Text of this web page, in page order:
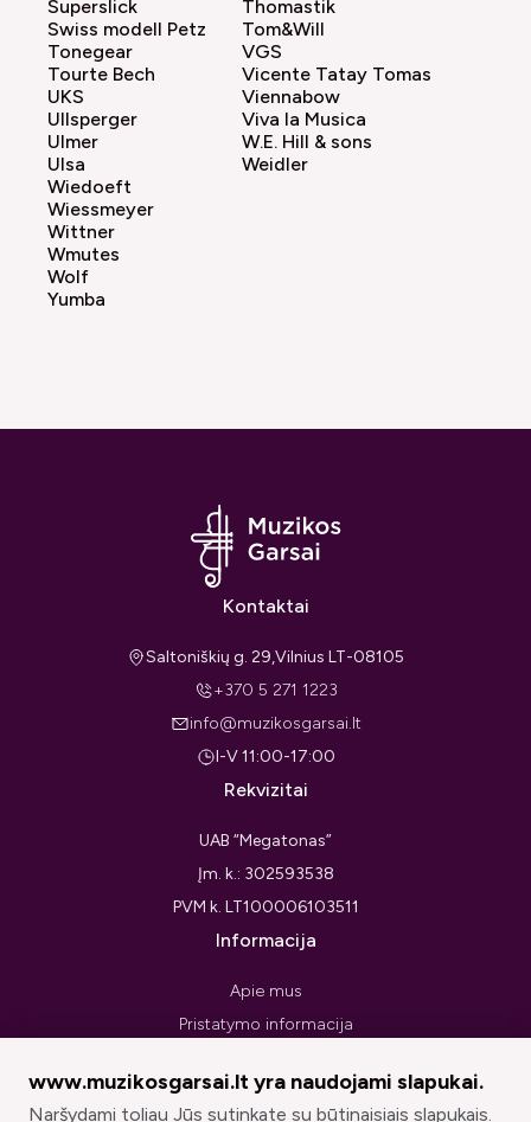
Superslick
Swiss modell Petz
Thomastik
Tom&Will
Tonegear
Tourte Bech
UKS
Ullsperger
Ulmer
Ulsa
VGS
Vicente Tatay Tomas
Viennabow
Viva la Musica
W.E. Hill & sons
Weidler
Wiedoeft
Wiessmeyer
Wittner
Wmutes
Wolf
Yumba
Kontaktai
Saltoniškių g. 29,Vilnius LT-08105
+370 5 271 1223
info@muzikosgarsai.lt
I-V 11:00-17:00
Rekvizitai
UAB “Megatonas”
Įm. k.: 302593538
PVM k. LT100006103511
Informacija
Apie mus
Pristatymo informacija
Pirkimo taisyklės ir sąlygos
www.muzikosgarsai.lt yra naudojami slapukai.
Naršydami toliau Jūs sutinkate su būtinaisiais slapukais.